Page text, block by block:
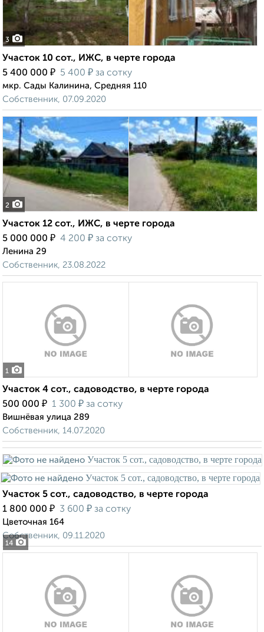
3
Участок 10 сот., ИЖС, в черте города
5 400 000 ₽ 5 400 ₽ за сотку
мкр. Сады Калинина, Средняя 110
Собственник, 07.09.2020
2
Участок 12 сот., ИЖС, в черте города
5 000 000 ₽ 4 200 ₽ за сотку
Ленина 29
Собственник, 23.08.2022
1
Участок 4 сот., садоводство, в черте города
500 000 ₽ 1 300 ₽ за сотку
Вишнёвая улица 289
Собственник, 14.07.2020
14
Участок 5 сот., садоводство, в черте города
1 800 000 ₽ 3 600 ₽ за сотку
Цветочная 164
Собственник, 09.11.2020